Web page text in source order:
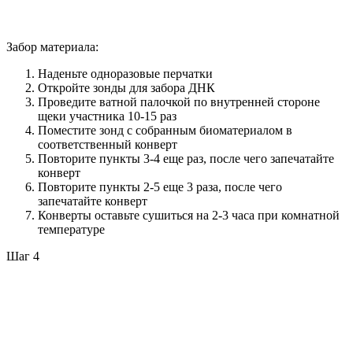
Забор материала:
Наденьте одноразовые перчатки
Откройте зонды для забора ДНК
Проведите ватной палочкой по внутренней стороне
щеки участника 10-15 раз
Поместите зонд с собранным биоматериалом в
соответственный конверт
Повторите пункты 3-4 еще раз, после чего запечатайте
конверт
Повторите пункты 2-5 еще 3 раза, после чего
запечатайте конверт
Конверты оставьте сушиться на 2-3 часа при комнатной
температуре
Шаг 4